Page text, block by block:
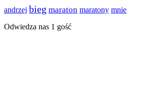
andrzej bieg maraton maratony mnie
Odwiedza nas 1 gość